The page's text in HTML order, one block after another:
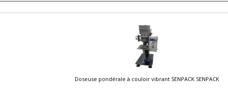
Doseuse pondérale à couloir vibrant SENPACK SENPACK